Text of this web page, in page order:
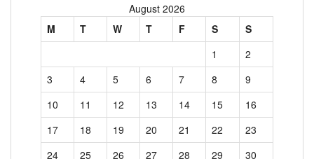
August 2026
M
T W T F S
S
1
2
3
4 5 6 7 8
9
10
11 12 13 14 15
16
17
18 19 20 21 22
23
24
25 26 27 28 29
30